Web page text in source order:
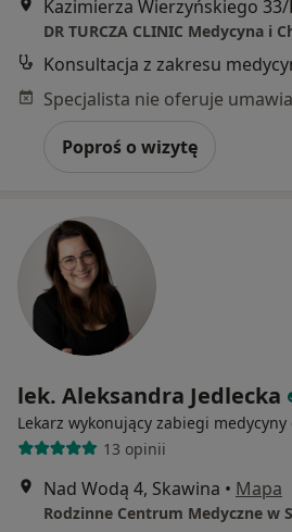
Kazimierza Wierzyńskiego
DR TURCZA CLINIC Medycyna i
Konsultacja z zakresu
Poproś o wizytę
lek. Aleksandra Jedlecka
Lekarz wykonujący zabiegi medycyny
13 opinii
Nad Wodą 4, Skawina • Mapa
Rodzinne Centrum Medyczne w